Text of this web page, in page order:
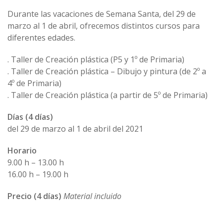
Durante las vacaciones de Semana Santa, del 29 de
marzo al 1 de abril, ofrecemos distintos cursos para
diferentes edades.
. Taller de Creación plástica (P5 y 1º de Primaria)
. Taller de Creación plástica – Dibujo y pintura (de 2º a
4º de Primaria)
. Taller de Creación plástica (a partir de 5º de Primaria)
Días (4 días)
del 29 de marzo al 1 de abril del 2021
Horario
9.00 h – 13.00 h
16.00 h – 19.00 h
Precio (4 días) Material incluido